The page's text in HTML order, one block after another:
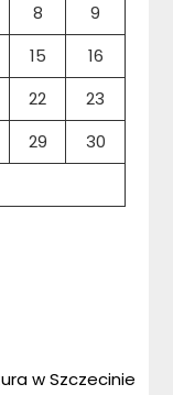
8
9
15
16
22
23
29
30
w Szczecinie